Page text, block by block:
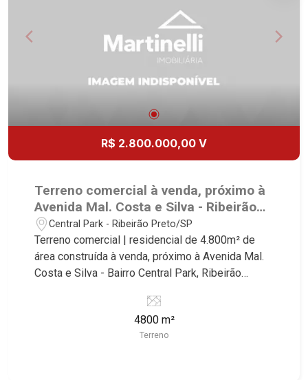
R$ 2.800.000,00 V
Terreno comercial à venda, próximo à
Avenida Mal. Costa e Silva - Ribeirão
Preto/SP.
Central Park - Ribeirão Preto/SP
Terreno comercial | residencial de 4.800m² de
área construída à venda, próximo à Avenida Mal.
Costa e Silva - Bairro Central Park, Ribeirão
imóvel que a Martinelli Imobiliária selecionou
aprovado de 96 apartamentos de uma vaga com
4800 m²
Terreno